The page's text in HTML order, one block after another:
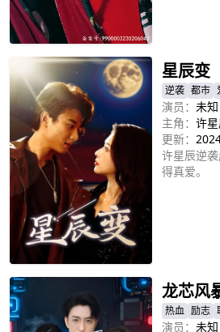
星辰变
逆袭 都市
演员： 未知
主角： 许
更新：
许星辰逆
得真爱。
龙芯风
热血 励志
演员： 未知